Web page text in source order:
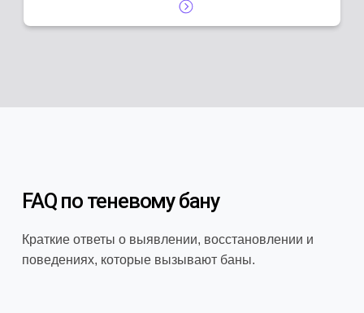
FAQ по теневому бану
Краткие ответы о выявлении, восстановлении и
поведениях, которые вызывают баны.